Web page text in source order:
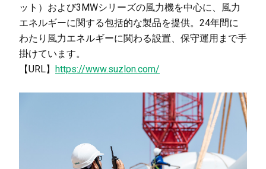
ット）および3MWシリーズの風力機を中心に、風力
エネルギーに関する包括的な製品を提供。24年間に
わたり風力エネルギーに関わる設置、保守運用まで手
掛けています。
【URL】
https://www.suzlon.com/